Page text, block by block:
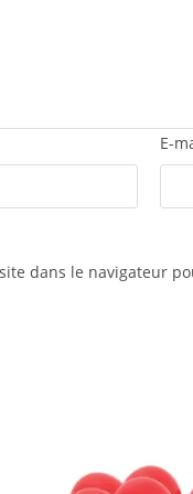
E-
dans le navigateur